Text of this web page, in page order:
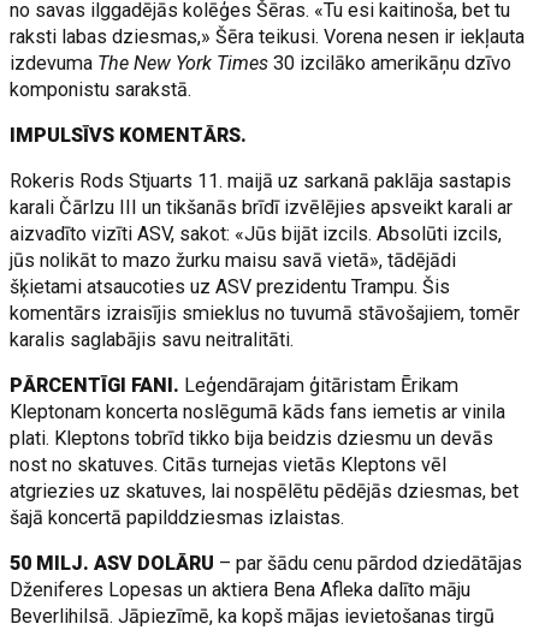
no savas ilggadējās kolēģes Šēras. «Tu esi kaitinoša, bet tu
raksti labas dziesmas,» Šēra teikusi. Vorena nesen ir iekļauta
izdevuma The New York Times 30 izcilāko amerikāņu dzīvo
komponistu sarakstā.
IMPULSĪVS KOMENTĀRS.
Rokeris Rods Stjuarts 11. maijā uz sarkanā paklāja sastapis
karali Čārlzu III un tikšanās brīdī izvēlējies apsveikt karali ar
aizvadīto vizīti ASV, sakot: «Jūs bijāt izcils. Absolūti izcils,
jūs nolikāt to mazo žurku maisu savā vietā», tādējādi
šķietami atsaucoties uz ASV prezidentu Trampu. Šis
komentārs izraisījis smieklus no tuvumā stāvošajiem, tomēr
karalis saglabājis savu neitralitāti.
PĀRCENTĪGI FANI. Leģendārajam ģitāristam Ērikam
Kleptonam koncerta noslēgumā kāds fans iemetis ar vinila
plati. Kleptons tobrīd tikko bija beidzis dziesmu un devās
nost no skatuves. Citās turnejas vietās Kleptons vēl
atgriezies uz skatuves, lai nospēlētu pēdējās dziesmas, bet
šajā koncertā papilddziesmas izlaistas.
50 MILJ. ASV DOLĀRU – par šādu cenu pārdod dziedātājas
Dženiferes Lopesas un aktiera Bena Afleka dalīto māju
Beverlihilsā. Jāpiezīmē, ka kopš mājas ievietošanas tirgū